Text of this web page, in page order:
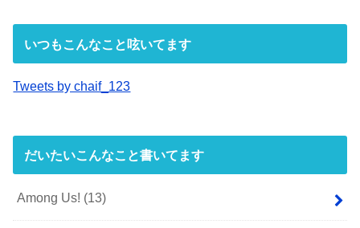
いつもこんなこと呟いてます
Tweets by chaif_123
だいたいこんなこと書いてます
Among Us! (13)